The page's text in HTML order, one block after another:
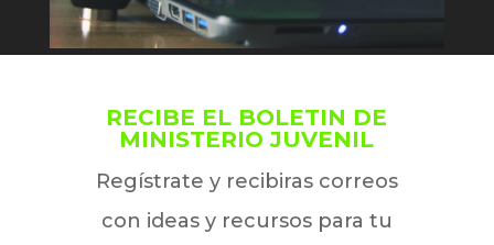
RECIBE EL BOLETIN DE
MINISTERIO JUVENIL
Regístrate y recibiras correos
con ideas y recursos para tu